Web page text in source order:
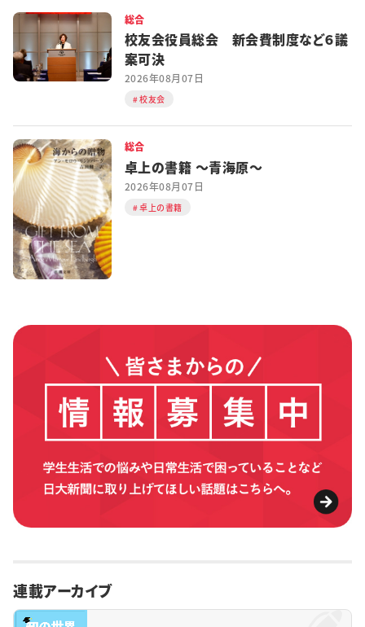
総合
校友会役員総会 新会費制度など６議
案可決
2026年08月07日
校友会
総合
卓上の書籍 ～青海原～
2026年08月07日
卓上の書籍
連載アーカイブ